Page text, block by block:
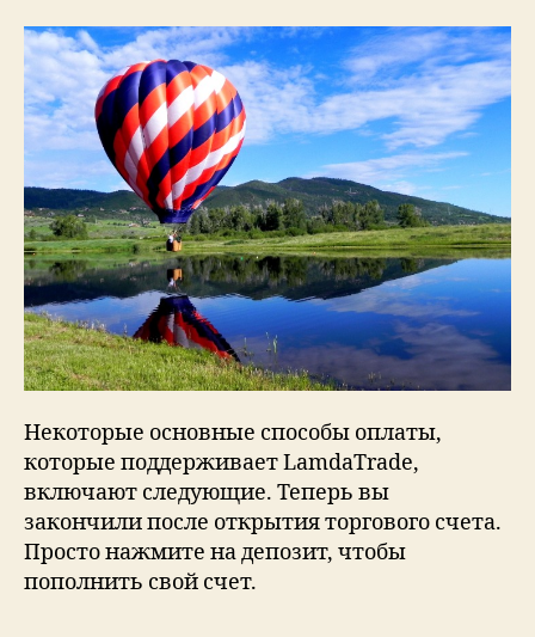
Некоторые основные способы оплаты,
которые поддерживает LamdaTrade,
включают следующие. Теперь вы
закончили после открытия торгового счета.
Просто нажмите на депозит, чтобы
пополнить свой счет.